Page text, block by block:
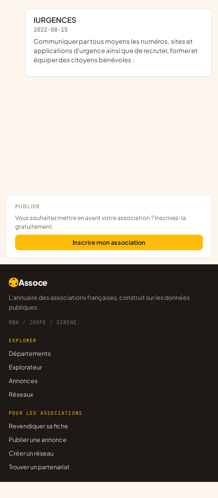
PUBLIER
Vous souhaitez mettre en avant votre association ? Inscrivez-la
gratuitement.
Inscrire mon association
IURGENCES
2022-08-15
communiquer par tous moyens les numéros, sites et
applications d'urgence ainsi que de recruter, former et
équiper des citoyens bénévoles ;
Assoce
L'annuaire des associations françaises, construit sur les données
publiques.
RNA / JOAFE / SIRENE
EXPLORER
Départements
Explorateur
Annonces
Réseaux
POUR LES ASSOCIATIONS
Revendiquer sa fiche
Publier une annonce
Créer un réseau
Trouver un partenariat